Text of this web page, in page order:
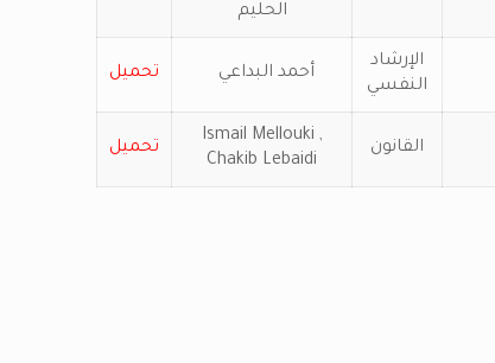
الحليم
تحميل أحمد البداعي
الإرشاد
النفسي
تحميل
Ismail Mellouki ,
Chakib Lebaidi
القانون